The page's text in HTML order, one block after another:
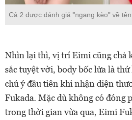
Cả 2 được đánh giá "ngang kèo" về
Nhìn lại thì, vị trí Eimi cũng chả
sắc tuyệt vời, body bốc lửa là
chú ý đầu tiên khi nhận diện
Fukada. Mặc dù không có đóng
trong thời gian vừa qua, Eimi